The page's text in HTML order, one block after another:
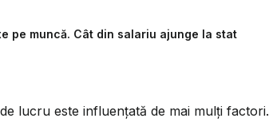
pe muncă. Cât din salariu ajunge la stat
lucru este influențată de mai mulți factori.